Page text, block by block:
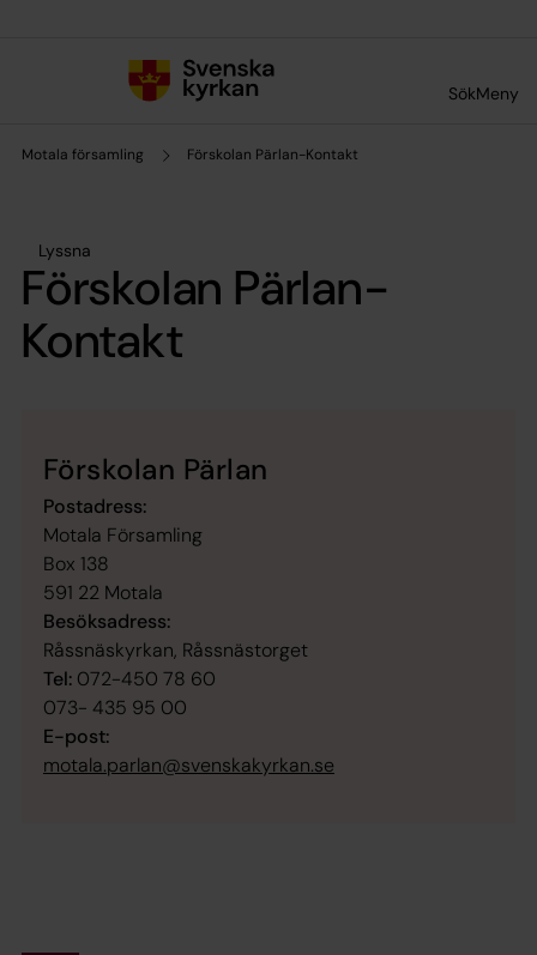
SökMeny
Motala församling Förskolan Pärlan-Kontakt
Lyssna
Förskolan Pärlan-
Kontakt
Förskolan Pärlan
Postadress:
Motala Församling
Box 138
591 22 Motala
Besöksadress:
Råssnäskyrkan, Råssnästorget
Tel: 072-450 78 60
073- 435 95 00
E-post:
motala.parlan@svenskakyrkan.se